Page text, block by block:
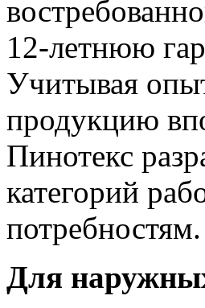
12-летнюю
Учитывая
продукцию
Пинотекс
категорий
потребностям.
Для